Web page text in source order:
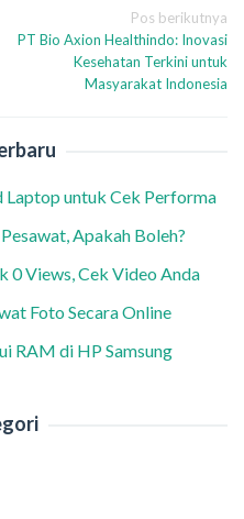
Pos berikutnya
PT Bio Axion Healthindo: Inovasi
Kesehatan Terkini untuk
Masyarakat Indonesia
Laptop untuk Cek Performa
Apakah Boleh?
0 Views, Cek Video Anda
Foto Secara Online
RAM di HP Samsung